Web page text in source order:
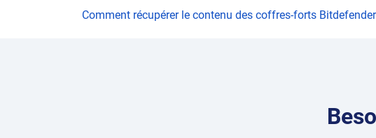
Comment récupérer le contenu des coffres-forts Bitdefender